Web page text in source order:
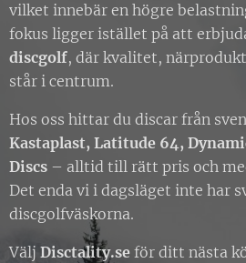
vilket innebär en högre
fokus ligger istället på att
discgolf, där kvalitet,
står i centrum.
Hos oss hittar du discar från
Kastaplast, Latitude 64,
Discs – alltid till rätt pris och
Det enda vi i dagsläget inte har
discgolfväskorna.
Välj Disctality.se för ditt nästa